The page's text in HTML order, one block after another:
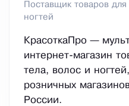
Поставщик товаров
ногтей
КрасоткаПро —
интернет-магазин
тела, волос и
розничных
России.